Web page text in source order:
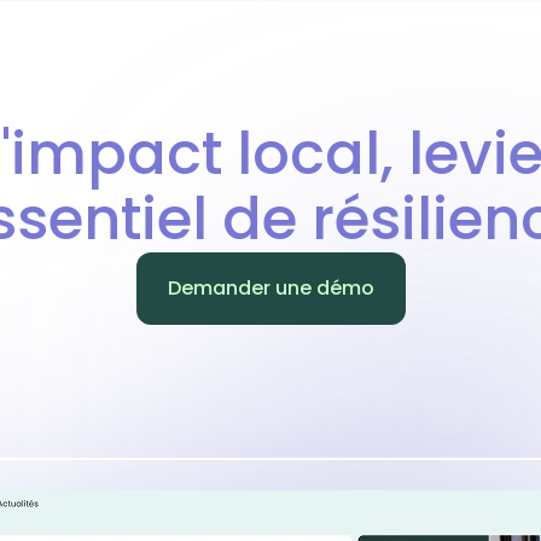
local,
de
Demander une démo